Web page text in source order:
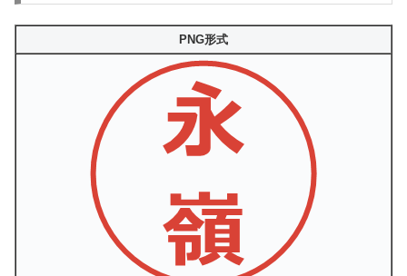
PNG形式